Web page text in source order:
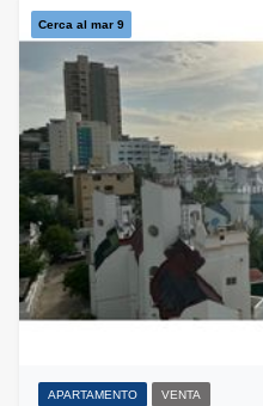
Cerca al mar 9
APARTAMENTO VENTA